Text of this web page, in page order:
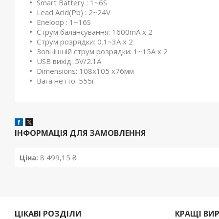
Smart Battery : 1~6S
Lead Acid(Pb) : 2~24V
Eneloop : 1~16S
Струм балансування: 1600mA x 2
Струм розрядки: 0.1~3A x 2
Зовнішній струм розрядки: 1~15A x 2
USB вихід: 5V/2.1A
Dimensions: 108x105 x76мм
Вага нетто: 555г
ІНФОРМАЦІЯ ДЛЯ ЗАМОВЛЕННЯ
Ціна: 8 499,15 ₴
ЦІКАВІ РОЗДІЛИ КРАЩІ